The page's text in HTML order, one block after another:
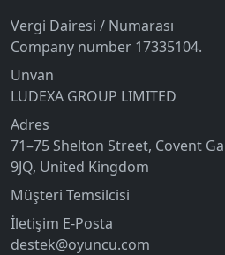
Vergi Dairesi / Numarası
Company number 17335104.
Unvan
LUDEXA GROUP LIMITED
Adres
71–75 Shelton Street, Covent
9JQ, United Kingdom
Müşteri Temsilcisi
İletişim E-Posta
destek@oyuncu.com